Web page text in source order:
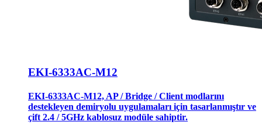
EKI-6333AC-M12
EKI-6333AC-M12, AP / Bridge / Client modlarını
destekleyen demiryolu uygulamaları için tasarlanmıştır ve
çift 2.4 / 5GHz kablosuz modüle sahiptir.